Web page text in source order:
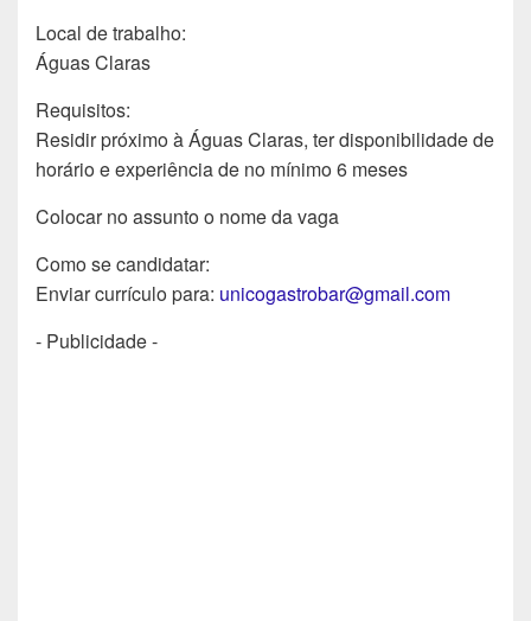
Local de trabalho:
Águas Claras
Requisitos:
Residir próximo à Águas Claras, ter disponibilidade de
horário e experiência de no mínimo 6 meses
Colocar no assunto o nome da vaga
Como se candidatar:
Enviar currículo para: unicogastrobar@gmail.com
- Publicidade -